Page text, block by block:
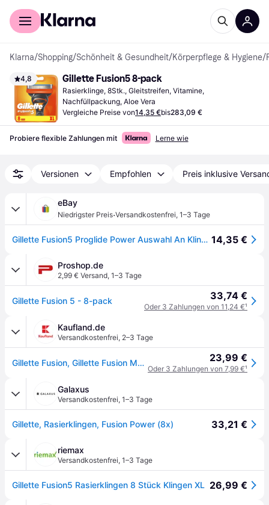
Für Shopper
Klarna/Shopping/Schönheit & Gesundheit/Körperpflege & Hygiene/
4,8 Gillette Fusion5 8-pack
Rasierklinge, 8Stk., Gleitstreifen, Vitamine,
Nachfüllpackung, Aloe Vera
Vergleiche Preise von14,35 €bis283,09 €
Probiere flexible Zahlungen mit Lerne wie
Versionen Empfohlen Preis inklusive
eBay
Niedrigster Preis·Versandkostenfrei, 1–3 Tage
Gillette Fusion5 Proglide Power Auswahl An Klingen 4 8 16 24 32 40 48 14,35 €
Proshop.de
2,99 € Versand, 1–3 Tage
Gillette Fusion 5 - 8-pack 33,74 €
Oder 3 Zahlungen von 11,24 €¹
Kaufland.de
Versandkostenfrei, 2–3 Tage
Gillette Fusion, Gillette Fusion Manual, Mehrfarbig 23,99 €
Oder 3 Zahlungen von 7,99 €¹
Galaxus
Versandkostenfrei, 1–3 Tage
Gillette, Rasierklingen, Fusion Power (8x) 33,21 €
riemax
Versandkostenfrei, 1–3 Tage
Gillette Fusion5 Rasierklingen 8 Stück Klingen XL 26,99 €